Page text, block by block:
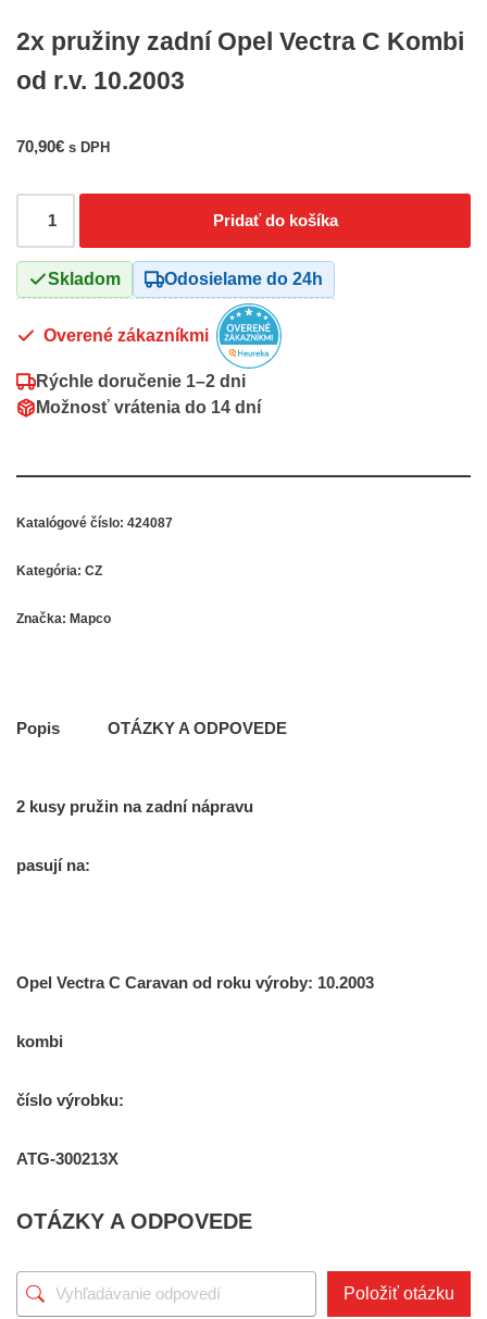
2x pružiny zadní Opel Vectra C Kombi
od r.v. 10.2003
70,90€ s DPH
Pridať do košíka
Skladom Odosielame do 24h
Overené zákazníkmi
Rýchle doručenie 1–2 dni
Možnosť vrátenia do 14 dní
Katalógové číslo: 424087
Kategória: CZ
Značka: Mapco
Popis OTÁZKY A ODPOVEDE
2 kusy pružin na zadní nápravu
pasují na:
Opel Vectra C Caravan od roku výroby: 10.2003
kombi
číslo výrobku:
ATG-300213X
OTÁZKY A ODPOVEDE
Položiť otázku